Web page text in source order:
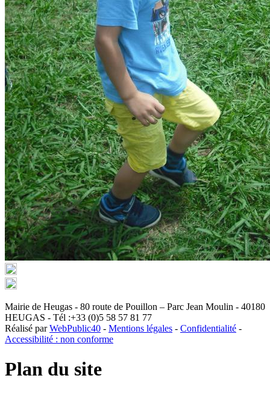
Mairie de Heugas - 80 route de Pouillon – Parc Jean Moulin - 40180
HEUGAS - Tél :+33 (0)5 58 57 81 77
Réalisé parWebPublic40 - Mentions légales - Confidentialité -
Accessibilité : non conforme
Plan du site